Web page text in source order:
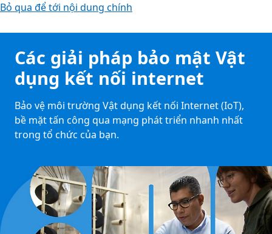
Bỏ qua để tới nội dung chính
Các giải pháp bảo mật Vật
dụng kết nối internet
Bảo vệ môi trường Vật dụng kết nối Internet (IoT),
bề mặt tấn công qua mạng phát triển nhanh nhất
trong tổ chức của bạn.